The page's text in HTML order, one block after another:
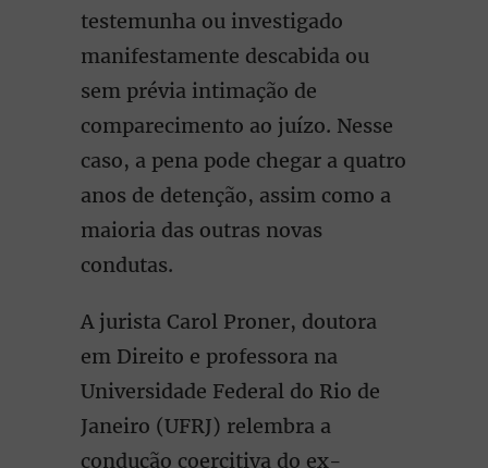
testemunha ou investigado
manifestamente descabida ou
sem prévia intimação de
comparecimento ao juízo. Nesse
caso, a pena pode chegar a quatro
anos de detenção, assim como a
maioria das outras novas
condutas.
A jurista Carol Proner, doutora
em Direito e professora na
Universidade Federal do Rio de
Janeiro (UFRJ) relembra a
condução coercitiva do ex-